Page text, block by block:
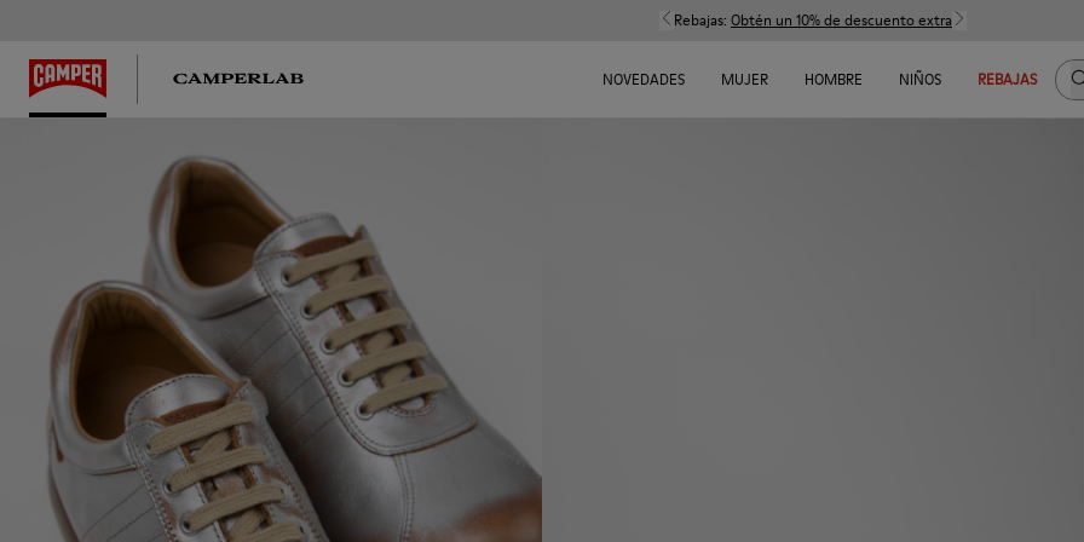
Rebajas: Obtén un 10% de descuento extra
NOVEDADES MUJER HOMBRE NIÑOS REBAJAS